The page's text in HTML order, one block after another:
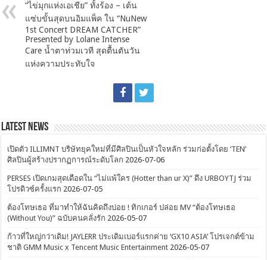
“ไข่มุกแห่งเอเชีย” ทั้งร้อง – เต้น
แซ่บขั้นสุดบนอิมแพ็ค ใน “NuNew
1st Concert DREAM CATCHER”
Presented by Lolane Intense
Care น้ำตาท่วมเวที สุดตื้นตันวัน
แห่งความประทับใจ
Latest News
เปิดตัว ILLIMNT บริษัทยุคใหม่ที่มีศิลปินเป็นหัวใจหลัก ร่วมก่อตั้งโดย ‘TEN’
ศิลปินผู้สร้างปรากฏการณ์ระดับโลก 2026-07-06
PERSES เปิดเกมสุดเดือดใน “ไม่แพ้ใคร (Hotter than ur X)” ดึง URBOYTJ ร่วม
โปรดิวซ์ครั้งแรก 2026-07-05
ต้องโทษเธอ ที่มาทำให้ฉันคิดถึงบ่อย ! ทิกเกอร์ ปล่อย MV “ต้องโทษเธอ
(Without You)” ฉบับคนคลั่งรัก 2026-05-07
ก้าวที่ใหญ่กว่าเดิม! JAYLERR ประเดิมเบอร์แรกค่าย ‘GX10 ASIA’ โปรเจกต์ข้าม
ชาติ GMM Music x Tencent Music Entertainment 2026-05-07